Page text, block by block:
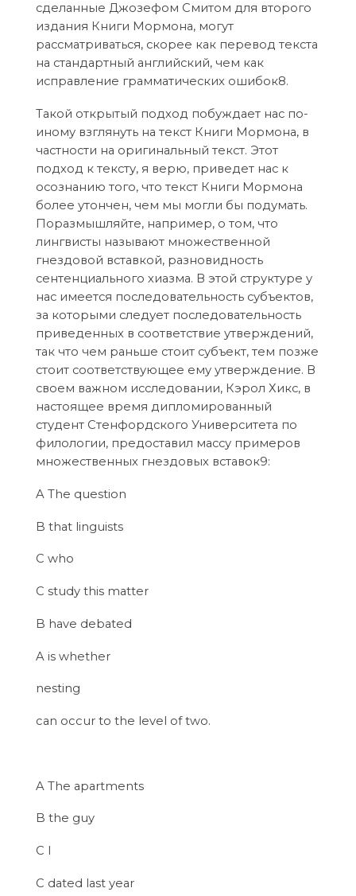
сделанные Джозефом Смитом для второго
издания Книги Мормона, могут
рассматриваться, скорее как перевод текста
на стандартный английский, чем как
исправление грамматических ошибок8.
Такой открытый подход побуждает нас по-
иному взглянуть на текст Книги Мормона, в
частности на оригинальный текст. Этот
подход к тексту, я верю, приведет нас к
осознанию того, что текст Книги Мормона
более утончен, чем мы могли бы подумать.
Поразмышляйте, например, о том, что
лингвисты называют множественной
гнездовой вставкой, разновидность
сентенциального хиазма. В этой структуре у
нас имеется последовательность субъектов,
за которыми следует последовательность
приведенных в соответствие утверждений,
так что чем раньше стоит субъект, тем позже
стоит соответствующее ему утверждение. В
своем важном исследовании, Кэрол Хикс, в
настоящее время дипломированный
студент Стенфордского Университета по
филологии, предоставил массу примеров
множественных гнездовых вставок9:
A The question
B that linguists
C who
C study this matter
B have debated
A is whether
nesting
can occur to the level of two.
A The apartments
B the guy
C I
C dated last year